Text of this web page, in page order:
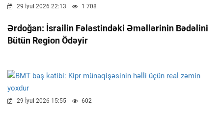
29 İyul 2026 22:13 1 708
Ərdoğan: İsrailin Fələstindəki Əməllərinin Bədəlini
Bütün Region Ödəyir
29 İyul 2026 15:55 602